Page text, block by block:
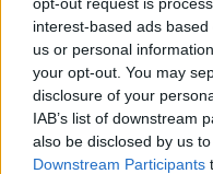
interest-based ads
us or personal
your opt-out. You may
disclosure of your
IAB’s list of downstream
also be disclosed by us
Downstream Participants
anyagi forrás, nincs
nincs tévéjáték sem,
hogy villany van.
televízió, akkor fiatal
nevelni, ez 5-6 év,
színészek is persze,
kéne találni a ma